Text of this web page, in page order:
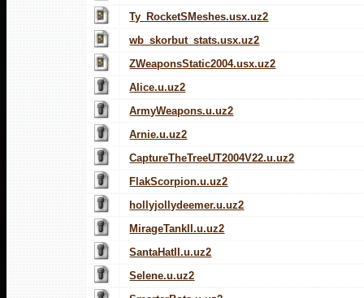
Ty_RocketSMeshes.usx.uz2
wb_skorbut_stats.usx.uz2
ZWeaponsStatic2004.usx.uz2
Alice.u.uz2
ArmyWeapons.u.uz2
Arnie.u.uz2
CaptureTheTreeUT2004V22.u.uz2
FlakScorpion.u.uz2
hollyjollydeemer.u.uz2
MirageTankII.u.uz2
SantaHatII.u.uz2
Selene.u.uz2